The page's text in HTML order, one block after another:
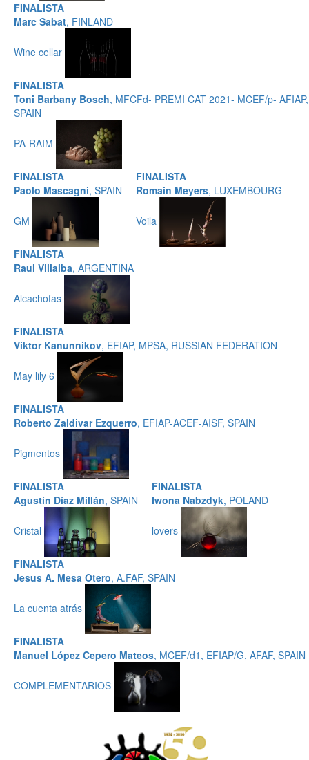
FINALISTA
Marc Sabat, FINLAND
Wine cellar
FINALISTA
Toni Barbany Bosch, MFCFd- PREMI CAT 2021- MCEF/p- AFIAP,
SPAIN
PA-RAIM
FINALISTA
Paolo Mascagni, SPAIN
GM
FINALISTA
Romain Meyers, LUXEMBOURG
Voila
FINALISTA
Raul Villalba, ARGENTINA
Alcachofas
FINALISTA
Viktor Kanunnikov, EFIAP, MPSA, RUSSIAN FEDERATION
May lily 6
FINALISTA
Roberto Zaldivar Ezquerro, EFIAP-ACEF-AISF, SPAIN
Pigmentos
FINALISTA
Agustín Díaz Millán, SPAIN
Cristal
FINALISTA
Iwona Nabzdyk, POLAND
lovers
FINALISTA
Jesus A. Mesa Otero, A.FAF, SPAIN
La cuenta atrás
FINALISTA
Manuel López Cepero Mateos, MCEF/d1, EFIAP/G, AFAF, SPAIN
COMPLEMENTARIOS